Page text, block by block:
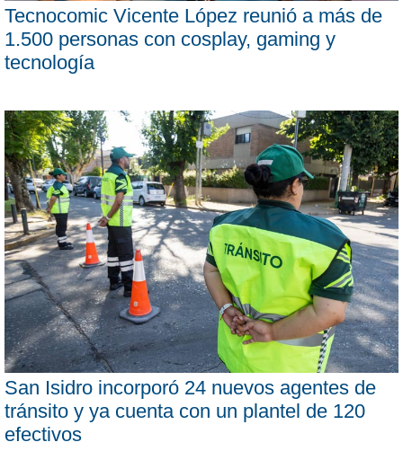
Tecnocomic Vicente López reunió a más de
1.500 personas con cosplay, gaming y
tecnología
San Isidro incorporó 24 nuevos agentes de
tránsito y ya cuenta con un plantel de 120
efectivos